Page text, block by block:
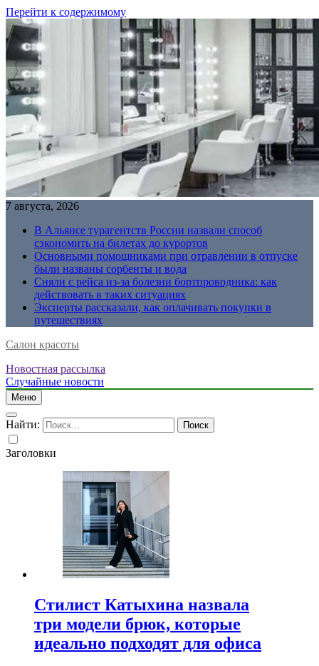
Перейти к содержимому
7 августа, 2026
В Альянсе турагентств России назвали способ
сэкономить на билетах до курортов
Основными помощниками при отравлении в отпуске
были названы сорбенты и вода
Сняли с рейса из-за болезни бортпроводника: как
действовать в таких ситуациях
Эксперты рассказали, как оплачивать покупки в
путешествиях
Салон красоты
Новостная рассылка
Случайные новости
Меню
Найти:
Заголовки
Стилист Катыхина назвала
три модели брюк, которые
идеально подходят для офиса